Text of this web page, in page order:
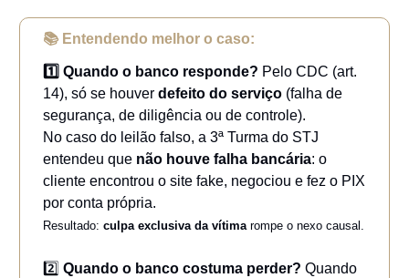
📚 Entendendo melhor o caso:
1️⃣ Quando o banco responde? Pelo CDC (art.
14), só se houver defeito do serviço (falha de
segurança, de diligência ou de controle).
No caso do leilão falso, a 3ª Turma do STJ
entendeu que não houve falha bancária: o
cliente encontrou o site fake, negociou e fez o PIX
por conta própria.
Resultado: culpa exclusiva da vítimarompe o nexo causal.
2️⃣ Quando o banco costuma perder? Quando